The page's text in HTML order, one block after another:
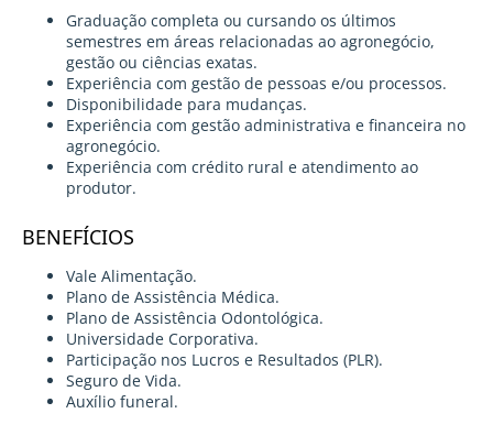
Graduação completa ou cursando os últimos
semestres em áreas relacionadas ao agronegócio,
gestão ou ciências exatas.
Experiência com gestão de pessoas e/ou processos.
Disponibilidade para mudanças.
Experiência com gestão administrativa e financeira no
agronegócio.
Experiência com crédito rural e atendimento ao
produtor.
BENEFÍCIOS
Vale Alimentação.
Plano de Assistência Médica.
Plano de Assistência Odontológica.
Universidade Corporativa.
Participação nos Lucros e Resultados (PLR).
Seguro de Vida.
Auxílio funeral.